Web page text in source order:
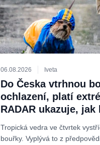
06.08.2026 Iveta
Do Česka vtrhnou
ochlazení, platí
RADAR ukazuje, jak
Tropická vedra ve čtvrtek
bouřky. Vyplývá to z